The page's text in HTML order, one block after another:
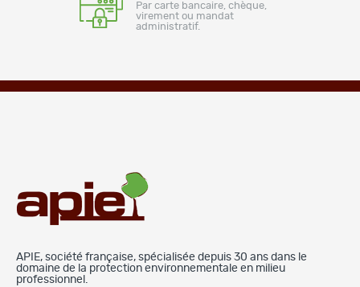
Par carte bancaire, chèque,
virement ou mandat
administratif.
APIE, société française, spécialisée depuis 30 ans dans le
domaine de la protection environnementale en milieu
professionnel.